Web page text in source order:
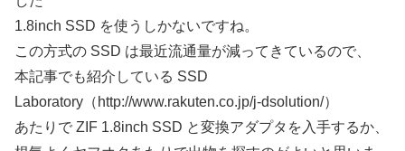
1.8inch SSD を使うしかないですね。
この方式の SSD は最近流通量が減ってきているので、
本記事でも紹介している SSD
Laboratory（http://www.rakuten.co.jp/j-dsolution/）
あたりで ZIF 1.8inch SSD と変換アダプタを入手するか、